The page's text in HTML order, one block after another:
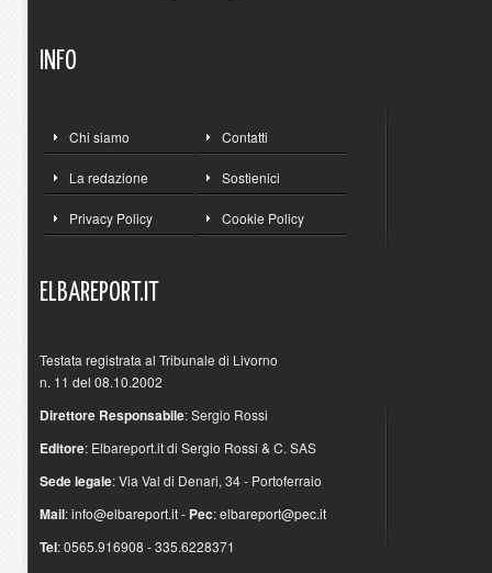
INFO
Chi siamo Contatti
La redazione Sostienici
Privacy Policy Cookie Policy
ELBAREPORT.IT
Testata registrata al Tribunale di Livorno
n. 11 del 08.10.2002
Direttore Responsabile: Sergio Rossi
Editore: Elbareport.it di Sergio Rossi & C. SAS
Sede legale: Via Val di Denari, 34 - Portoferraio
Mail:info@elbareport.it- Pec:elbareport@pec.it
Tel: 0565.916908 - 335.6228371